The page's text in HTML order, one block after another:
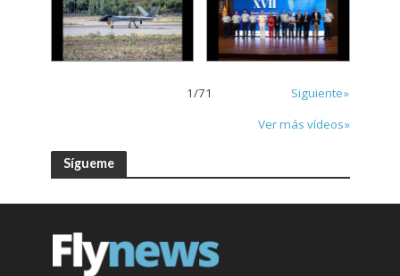
1/71
Siguiente»
Ver más vídeos»
Sígueme